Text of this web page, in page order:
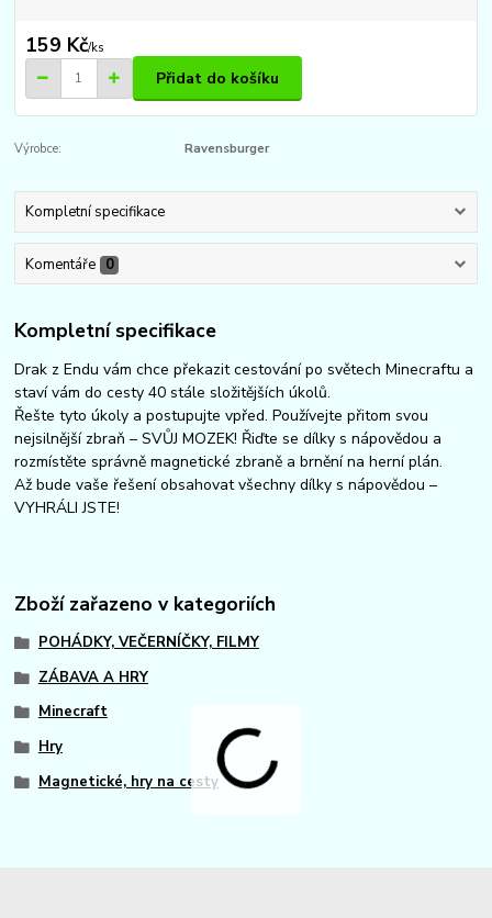
159 Kč/ks
Přidat do košíku
Výrobce: Ravensburger
Kompletní specifikace
Komentáře 0
Kompletní specifikace
Drak z Endu vám chce překazit cestování po světech Minecraftu a
staví vám do cesty 40 stále složitějších úkolů.
Řešte tyto úkoly a postupujte vpřed. Používejte přitom svou
nejsilnější zbraň – SVŮJ MOZEK! Řiďte se dílky s nápovědou a
rozmístěte správně magnetické zbraně a brnění na herní plán.
Až bude vaše řešení obsahovat všechny dílky s nápovědou –
VYHRÁLI JSTE!
Zboží zařazeno v kategoriích
POHÁDKY, VEČERNÍČKY, FILMY
ZÁBAVA A HRY
Minecraft
Hry
Magnetické, hry na cesty